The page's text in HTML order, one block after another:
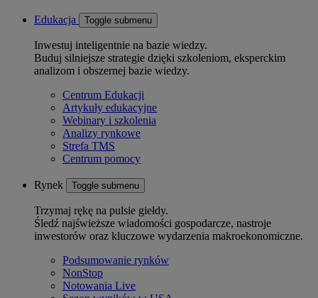
Edukacja Toggle submenu
Inwestuj inteligentnie na bazie wiedzy.
Buduj silniejsze strategie dzięki szkoleniom, eksperckim
analizom i obszernej bazie wiedzy.
Centrum Edukacji
Artykuły edukacyjne
Webinary i szkolenia
Analizy rynkowe
Strefa TMS
Centrum pomocy
Rynek Toggle submenu
Trzymaj rękę na pulsie giełdy.
Śledź najświeższe wiadomości gospodarcze, nastroje
inwestorów oraz kluczowe wydarzenia makroekonomiczne.
Podsumowanie rynków
NonStop
Notowania Live